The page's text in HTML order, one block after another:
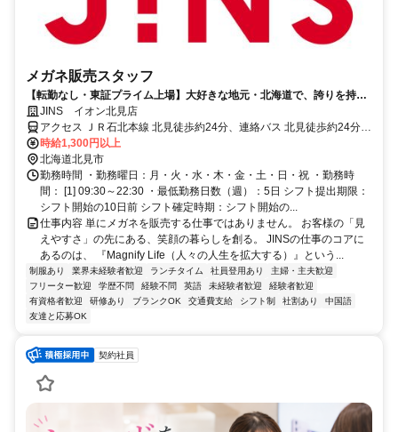
メガネ販売スタッフ
【転勤なし・東証プライム上場】大好きな地元・北海道で、誇りを持て
るJINSの仕事を。
JINS イオン北見店
アクセス ＪＲ石北本線 北見徒歩約24分、連絡バス 北見徒歩約24分
JR北見駅より、車で約10分
時給1,300円以上
北海道北見市
勤務時間 ・勤務曜日：月・火・水・木・金・土・日・祝 ・勤務時
間： [1] 09:30～22:30 ・最低勤務日数（週）：5日 シフト提出期限：
シフト開始の10日前 シフト確定時期：シフト開始の...
仕事内容 単にメガネを販売する仕事ではありません。 お客様の「見
えやすさ」の先にある、笑顔の暮らしを創る。 JINSの仕事のコアに
あるのは、 『Magnify Life（人々の人生を拡大する）』という...
制服あり 業界未経験者歓迎 ランチタイム 社員登用あり
主婦・主夫歓迎
フリーター歓迎
学歴不問 経験不問 英語 未経験者歓迎
経験者歓迎
有資格者歓迎
研修あり ブランクOK 交通費支給 シフト制 社割あり
中国語
友達と応募OK
契約社員